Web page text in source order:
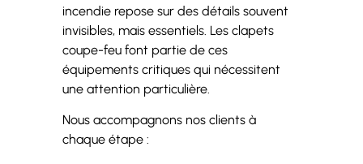
incendie repose sur des détails souvent
invisibles, mais essentiels. Les clapets
coupe-feu font partie de ces
équipements critiques qui nécessitent
une attention particulière.
Nous accompagnons nos clients à
chaque étape :